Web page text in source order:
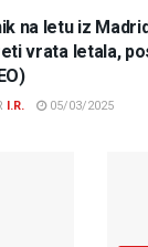
na letu iz
vrata letala,
I.R. 05/03/2025